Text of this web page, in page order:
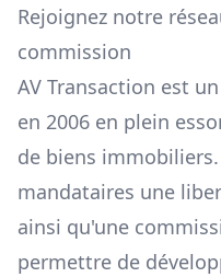
Rejoignez notre
commission
AV Transaction est un
en 2006 en plein
de biens
mandataires une
ainsi qu'une
permettre de